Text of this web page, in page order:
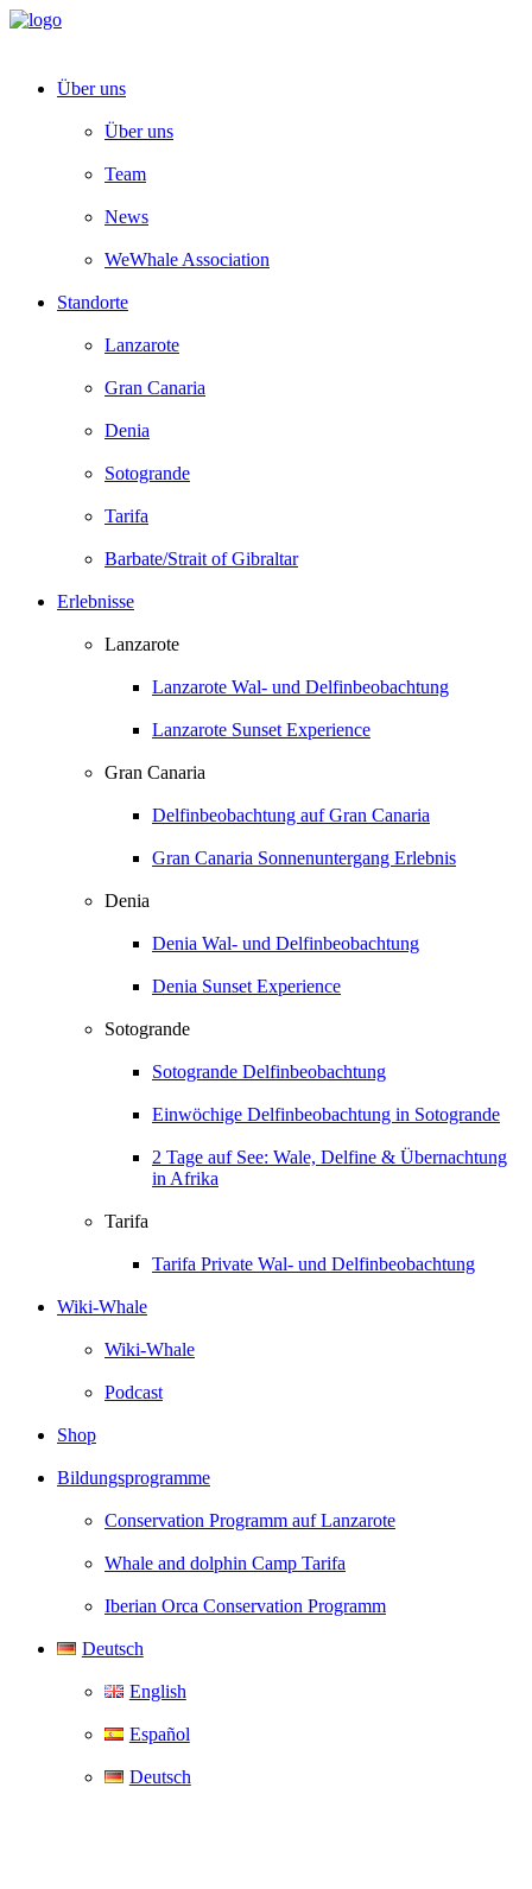
Über uns
Über uns
Team
News
WeWhale Association
Standorte
Lanzarote
Gran Canaria
Denia
Sotogrande
Tarifa
Barbate/Strait of Gibraltar
Erlebnisse
Lanzarote
Lanzarote Wal- und Delfinbeobachtung
Lanzarote Sunset Experience
Gran Canaria
Delfinbeobachtung auf Gran Canaria
Gran Canaria Sonnenuntergang Erlebnis
Denia
Denia Wal- und Delfinbeobachtung
Denia Sunset Experience
Sotogrande
Sotogrande Delfinbeobachtung
Einwöchige Delfinbeobachtung in Sotogrande
2 Tage auf See: Wale, Delfine & Übernachtung
in Afrika
Tarifa
Tarifa Private Wal- und Delfinbeobachtung
Wiki-Whale
Wiki-Whale
Podcast
Shop
Bildungsprogramme
Conservation Programm auf Lanzarote
Whale and dolphin Camp Tarifa
Iberian Orca Conservation Programm
Deutsch
English
Español
Deutsch